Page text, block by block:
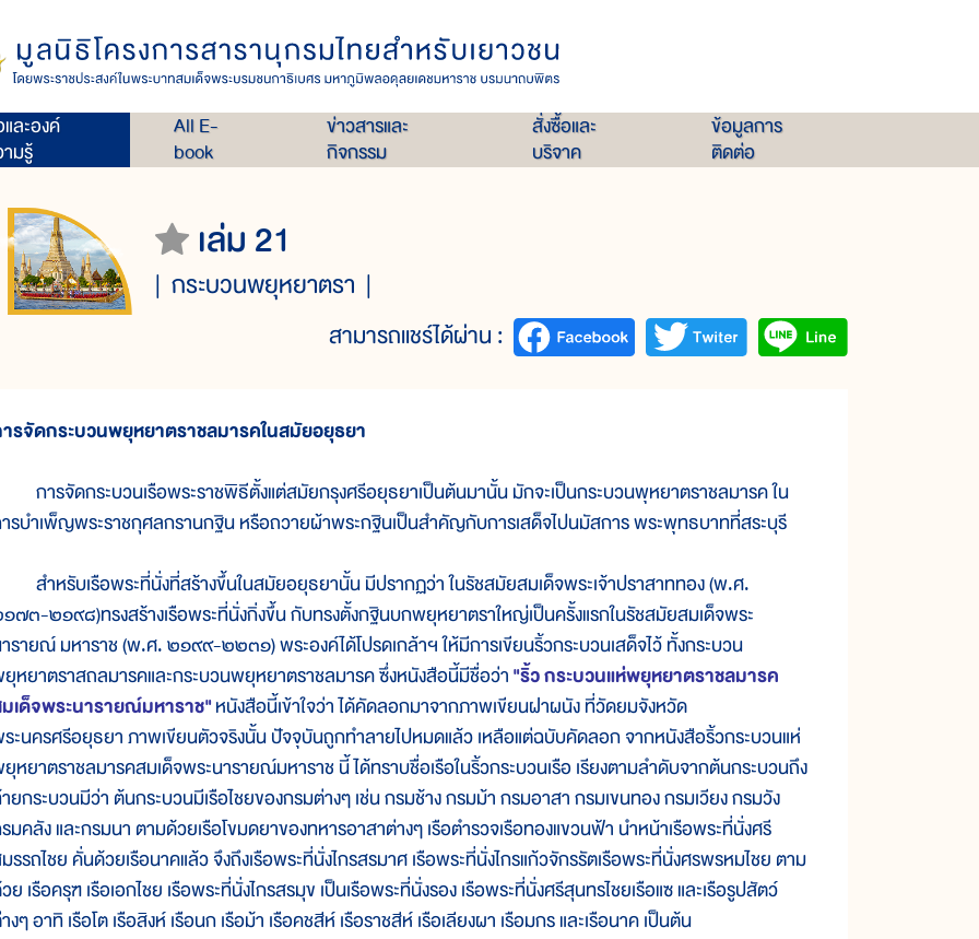
ละองค์
มรู้
All E-
book
ข่าวสารและ
กิจกรรม
สั่งซื้อและ
บริจาค
ข้อมูลการ
ติดต่อ
เล่ม 21
กระบวนพยุหยาตรา
สามารถแชร์ได้ผ่าน :
รจัดกระบวนพยุหยาตราชลมารคในสมัยอยุธยา
การจัดกระบวนเรือพระราชพิธีตั้งแต่สมัยกรุงศรีอยุธยาเป็นต้นมานั้น มักจะเป็นกระบวนพุหยาตราชลมารค ใน
รบำเพ็ญพระราชกุศลกรานกฐิน หรือถวายผ้าพระกฐินเป็นสำคัญกับการเสด็จไปนมัสการ พระพุทธบาทที่สระบุรี
สำหรับเรือพระที่นั่งที่สร้างขึ้นในสมัยอยุธยานั้น มีปรากฏว่า ในรัชสมัยสมเด็จพระเจ้าปราสาททอง (พ.ศ.
๗๓-๒๑๙๘)ทรงสร้างเรือพระที่นั่งกิ่งขึ้น กับทรงตั้งกฐินบกพยุหยาตราใหญ่เป็นครั้งแรกในรัชสมัยสมเด็จพระ
รายณ์ มหาราช (พ.ศ. ๒๑๙๙-๒๒๓๑) พระองค์ได้โปรดเกล้าฯ ให้มีการเขียนริ้วกระบวนเสด็จไว้ ทั้งกระบวน
หยาตราสถลมารคและกระบวนพยุหยาตราชลมารค ซึ่งหนังสือนี้มีชื่อว่า"ริ้ว กระบวนแห่พยุหยาตราชลมารค
เด็จพระนารายณ์มหาราช"หนังสือนี้เข้าใจว่า ได้คัดลอกมาจากภาพเขียนฝาผนัง ที่วัดยมจังหวัด
ะนครศรีอยุธยา ภาพเขียนตัวจริงนั้น ปัจจุบันถูกทำลายไปหมดแล้ว เหลือแต่ฉบับคัดลอก จากหนังสือริ้วกระบวนแห่
หยาตราชลมารคสมเด็จพระนารายณ์มหาราช นี้ ได้ทราบชื่อเรือในริ้วกระบวนเรือ เรียงตามลำดับจากต้นกระบวนถึง
ยกระบวนมีว่า ต้นกระบวนมีเรือไชยของกรมต่างๆ เช่น กรมช้าง กรมม้า กรมอาสา กรมเขนทอง กรมเวียง กรมวัง
มคลัง และกรมนา ตามด้วยเรือโขมดยาของทหารอาสาต่างๆ เรือตำรวจเรือทองแขวนฟ้า นำหน้าเรือพระที่นั่งศรี
รรถไชย คั่นด้วยเรือนาคแล้ว จึงถึงเรือพระที่นั่งไกรสรมาศ เรือพระที่นั่งไกรแก้วจักรรัตเรือพระที่นั่งศรพรหมไชย ตาม
ย เรือครุฑ เรือเอกไชย เรือพระที่นั่งไกรสรมุข เป็นเรือพระที่นั่งรอง เรือพระที่นั่งศรีสุนทรไชยเรือแซ และเรือรูปสัตว์
งๆ อาทิ เรือโต เรือสิงห์ เรือนก เรือม้า เรือคชสีห์ เรือราชสีห์ เรือเลียงผา เรือมกร และเรือนาค เป็นต้น